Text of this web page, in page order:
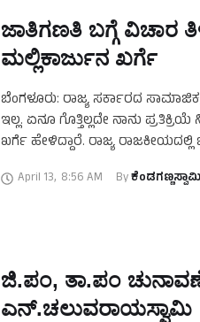
ಜಾತಿಗಣತಿ ಬಗ್ಗೆ ವಿಚಾರ
ಮಲ್ಲಿಕಾರ್ಜುನ ಖರ್ಗೆ
ಬೆಂಗಳೂರು: ರಾಜ್ಯ ಸರ್ಕಾರದ
ಇಲ್ಲ. ಏನೂ ಗೊತ್ತಿಲ್ಲದೇ ನಾನು
ಖರ್ಗೆ ಹೇಳಿದ್ದಾರೆ. ರಾಜ್ಯ
April 13, 8:56 AM By ಕೆಂಡಗಣ್ಣಸ್ವಾಮಿ
ಜಿ.ಪಂ,‌ ತಾ.ಪಂ
ಎನ್.ಚಲುವರಾಯಸ್ವಾಮಿ